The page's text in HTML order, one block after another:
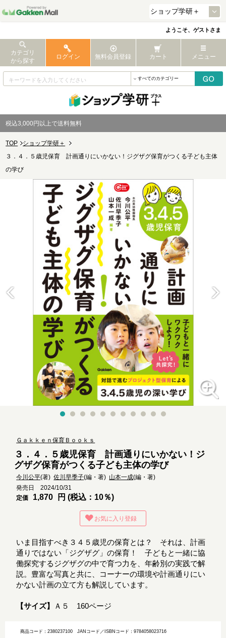
ようこそ、ゲストさま
カテゴリ
から探す
ログイン 無料会員登録 カート メニュー
税込3,000円以上で送料無料
TOP
ショップ学研＋
３．４．５歳児保育 計画通りにいかない！ジグザグ保育がつくる子ども主体
の学び
Ｇａｋｋｅｎ保育Ｂｏｏｋｓ
３．４．５歳児保育 計画通りにいかない！ジ
グザグ保育がつくる子ども主体の学び
今川公平(著)佐川早季子(編・著) 山本一成(編・著)
発売日 2024/10/31
定価
1,870 円 (税込：10％)
お気に入り登録
いま目指すべき３４５歳児の保育とは？ それは、計画
通りではない「ジグザグ」の保育！ 子どもと一緒に協
働探究するジグザグの中で育つ力を、年齢別の実践で解
説。豊富な写真と共に、コーナーの環境や計画通りにい
かない計画の立て方も解説しています。
【サイズ】 Ａ５ 160ページ
商品コード：2380237100JANコード／ISBNコード：9784058023716